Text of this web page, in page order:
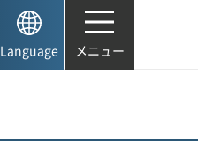
Language メニュー